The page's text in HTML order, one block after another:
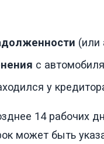
(или
с
у
14 рабочих
может быть